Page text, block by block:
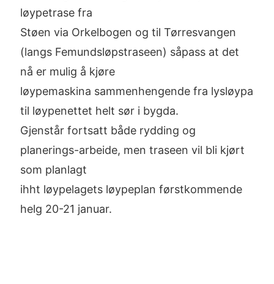
løypetrase fra
Støen via Orkelbogen og til Tørresvangen
(langs Femundsløpstraseen) såpass at det
nå er mulig å kjøre
løypemaskina sammenhengende fra lysløypa
til løypenettet helt sør i bygda.
Gjenstår fortsatt både rydding og
planerings-arbeide, men traseen vil bli kjørt
som planlagt
ihht løypelagets løypeplan førstkommende
helg 20-21 januar.